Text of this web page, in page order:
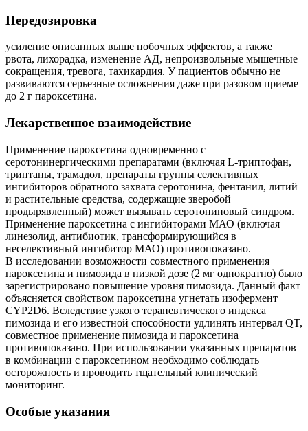
Передозировка
усиление описанных выше побочных эффектов, а также
рвота, лихорадка, изменение АД, непроизвольные мышечные
сокращения, тревога, тахикардия. У пациентов обычно не
развиваются серьезные осложнения даже при разовом приеме
до 2 г пароксетина.
Лекарственное взаимодействие
Применение пароксетина одновременно с
серотонинергическими препаратами (включая L-триптофан,
триптаны, трамадол, препараты группы селективных
ингибиторов обратного захвата серотонина, фентанил, литий
и растительные средства, содержащие зверобой
продырявленный) может вызывать серотониновый синдром.
Применение пароксетина с ингибиторами МАО (включая
линезолид, антибиотик, трансформирующийся в
неселективный ингибитор МАО) противопоказано.
В исследовании возможности совместного применения
пароксетина и пимозида в низкой дозе (2 мг однократно) было
зарегистрировано повышение уровня пимозида. Данный факт
объясняется свойством пароксетина угнетать изофермент
CYP2D6. Вследствие узкого терапевтического индекса
пимозида и его известной способности удлинять интервал QT,
совместное применение пимозида и пароксетина
противопоказано. При использовании указанных препаратов
в комбинации с пароксетином необходимо соблюдать
осторожность и проводить тщательный клинический
мониторинг.
Особые указания